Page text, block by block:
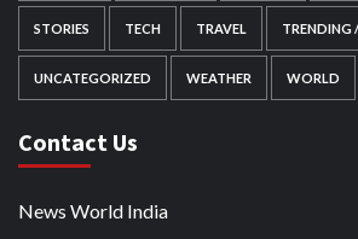
STORIES TECH TRAVEL TRENDING
UNCATEGORIZED WEATHER WORLD
Contact Us
News World India